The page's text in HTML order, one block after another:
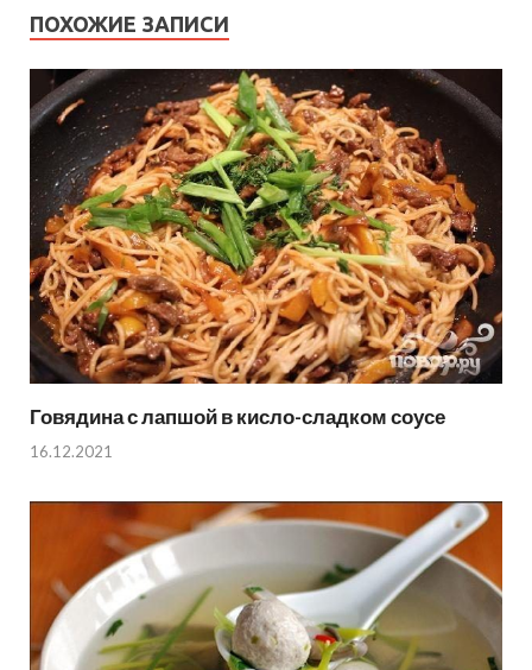
ПОХОЖИЕ ЗАПИСИ
Говядина с лапшой в кисло-сладком соусе
16.12.2021